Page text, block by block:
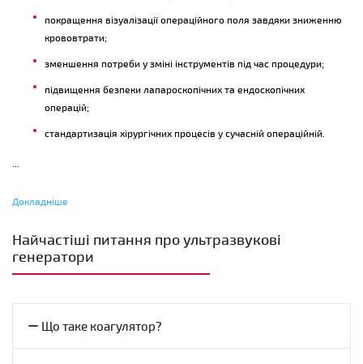
покращення візуалізації операційного поля завдяки зниженню
крововтрати;
зменшення потреби у зміні інструментів під час процедури;
підвищення безпеки лапароскопічних та ендоскопічних
операцій;
стандартизація хірургічних процесів у сучасній операційній.
Електрохірургічний коагулятор – це медичний пристрій, який
використовує високочастотний електричний струм для різання тканин і
елементів оснащення операційної та застосовується в загальній
ендоскопічних втручаннях.
Докладніше
Найчастіші питання про ультразвукові
генератори
Що таке коагулятор?